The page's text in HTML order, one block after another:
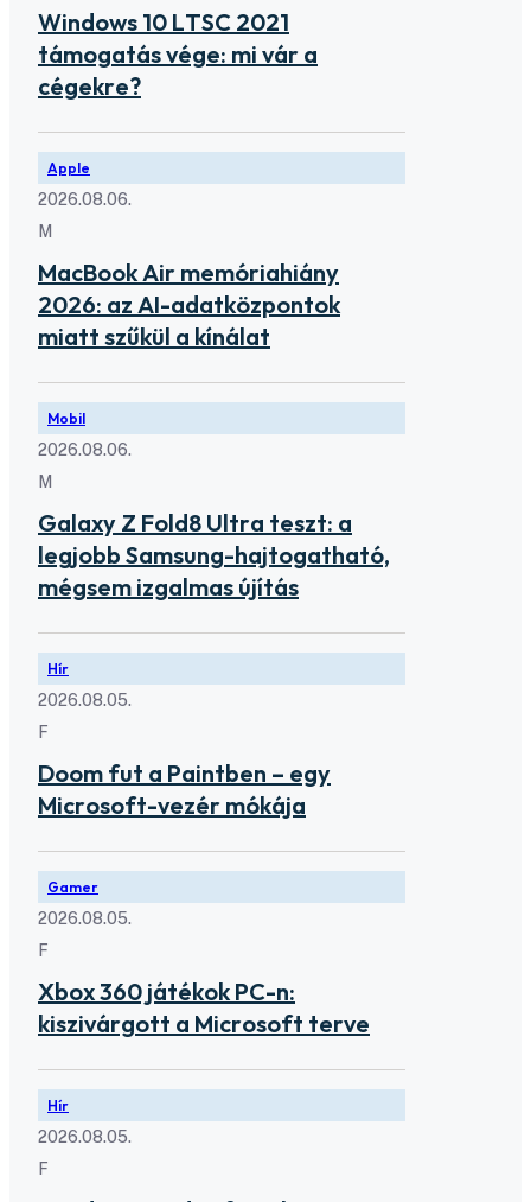
Windows 10 LTSC 2021
támogatás vége: mi vár a
cégekre?
Apple
2026.08.06.
M
MacBook Air memóriahiány
2026: az AI-adatközpontok
miatt szűkül a kínálat
Mobil
2026.08.06.
M
Galaxy Z Fold8 Ultra teszt: a
legjobb Samsung-hajtogatható,
mégsem izgalmas újítás
Hír
2026.08.05.
F
Doom fut a Paintben – egy
Microsoft-vezér mókája
Gamer
2026.08.05.
F
Xbox 360 játékok PC-n:
kiszivárgott a Microsoft terve
Hír
2026.08.05.
F